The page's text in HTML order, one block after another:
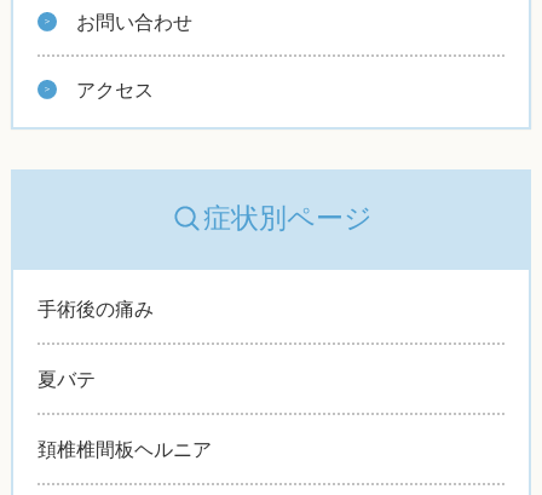
お問い合わせ
アクセス
症状別ページ
手術後の痛み
夏バテ
頚椎椎間板ヘルニア